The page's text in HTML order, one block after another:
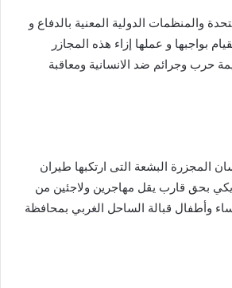
والمنظمات الدولية المعنية بالدفاع و
بواجبها و عملها إزاء هذه المجازر
حرب وجرائم ضد الانسانية ومعاقبة
المجزرة البشعة التى ارتكبها طيران
بحق قارب يقل مهاجرين ولاجئين من
وأطفال قبالة الساحل الغربي بمحافظة